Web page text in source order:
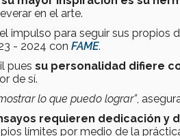
en el arte.
impulso para seguir sus propios
- 2024 con FAME.
pues su personalidad difiere
de sí.
lo que puedo lograr”,
requieren dedicación y
límites por medio de la